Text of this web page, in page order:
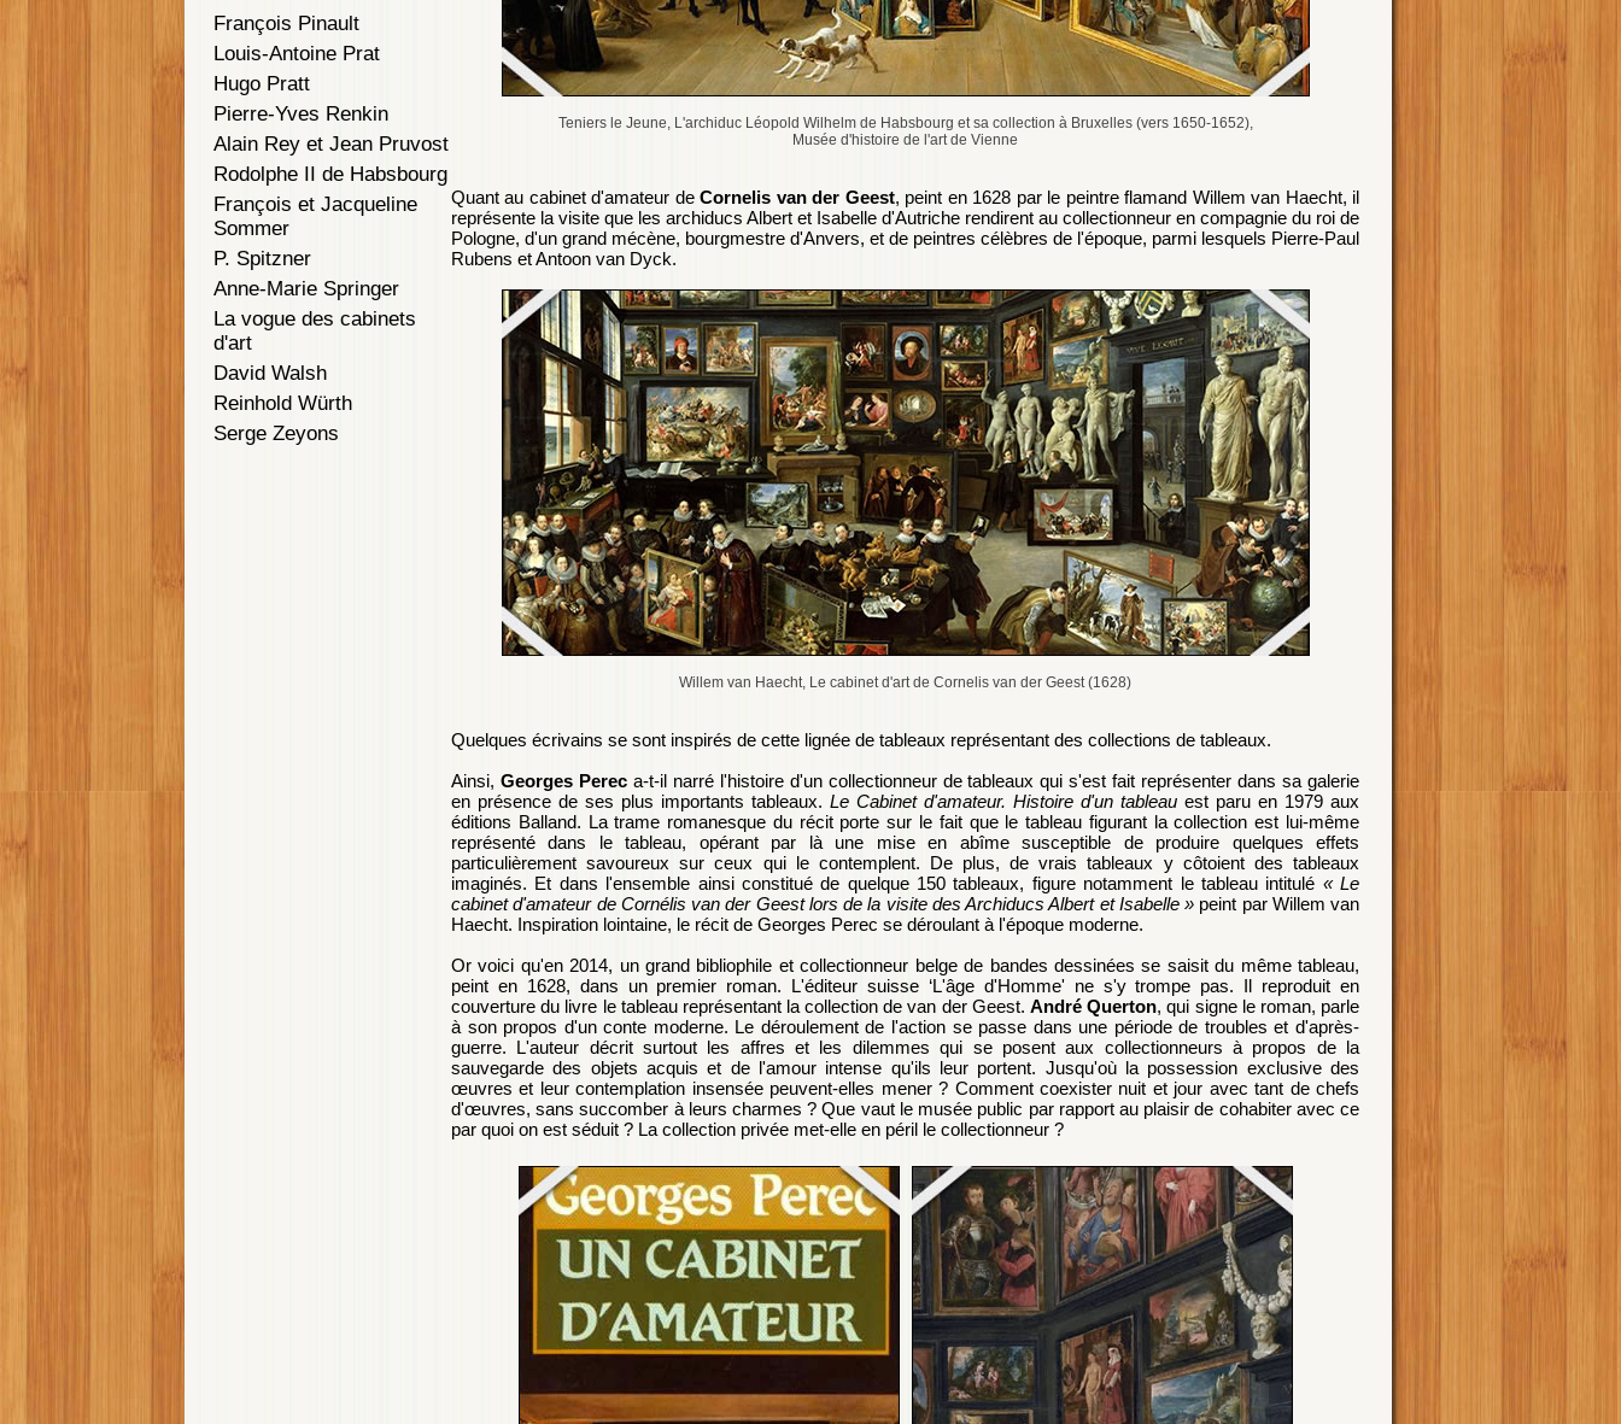
François Pinault
Louis-Antoine Prat
Hugo Pratt
Pierre-Yves Renkin
Alain Rey et Jean Pruvost
Rodolphe II de Habsbourg
François et Jacqueline
Sommer
P. Spitzner
Anne-Marie Springer
La vogue des cabinets
d'art
David Walsh
Reinhold Würth
Serge Zeyons
Teniers le Jeune, L'archiduc Léopold Wilhelm de Habsbourg et sa collection à Bruxelles (vers 1650-1652),
Musée d'histoire de l'art de Vienne
Quant au cabinet d'amateur deCornelis van der Geest, peint en 1628 par le peintre flamand Willem van Haecht, il
représente la visite que les archiducs Albert et Isabelle d'Autriche rendirent au collectionneur en compagnie du roi de
Pologne, d'un grand mécène, bourgmestre d'Anvers, et de peintres célèbres de l'époque, parmi lesquels Pierre-Paul
Rubens et Antoon van Dyck.
Willem van Haecht, Le cabinet d'art de Cornelis van der Geest (1628)
Quelques écrivains se sont inspirés de cette lignée de tableaux représentant des collections de tableaux.
Ainsi, Georges Pereca-t-il narré l'histoire d'un collectionneur de tableaux qui s'est fait représenter dans sa galerie
en présence de ses plus importants tableaux. Le Cabinet d'amateur. Histoire d'un tableau est paru en 1979 aux
éditions Balland. La trame romanesque du récit porte sur le fait que le tableau figurant la collection est lui-même
représenté dans le tableau, opérant par là une mise en abîme susceptible de produire quelques effets
particulièrement savoureux sur ceux qui le contemplent. De plus, de vrais tableaux y côtoient des tableaux
imaginés. Et dans l'ensemble ainsi constitué de quelque 150 tableaux, figure notamment le tableau intitulé « Le
cabinet d'amateur de Cornélis van der Geest lors de la visite des Archiducs Albert et Isabelle » peint par Willem van
Haecht. Inspiration lointaine, le récit de Georges Perec se déroulant à l'époque moderne.
Or voici qu'en 2014, un grand bibliophile et collectionneur belge de bandes dessinées se saisit du même tableau,
peint en 1628, dans un premier roman. L'éditeur suisse ‘L'âge d'Homme' ne s'y trompe pas. Il reproduit en
couverture du livre le tableau représentant la collection de van der Geest. André Querton, qui signe le roman, parle
à son propos d'un conte moderne. Le déroulement de l'action se passe dans une période de troubles et d'après-
guerre. L'auteur décrit surtout les affres et les dilemmes qui se posent aux collectionneurs à propos de la
sauvegarde des objets acquis et de l'amour intense qu'ils leur portent. Jusqu'où la possession exclusive des
œuvres et leur contemplation insensée peuvent-elles mener ? Comment coexister nuit et jour avec tant de chefs
d'œuvres, sans succomber à leurs charmes ? Que vaut le musée public par rapport au plaisir de cohabiter avec ce
par quoi on est séduit ? La collection privée met-elle en péril le collectionneur ?